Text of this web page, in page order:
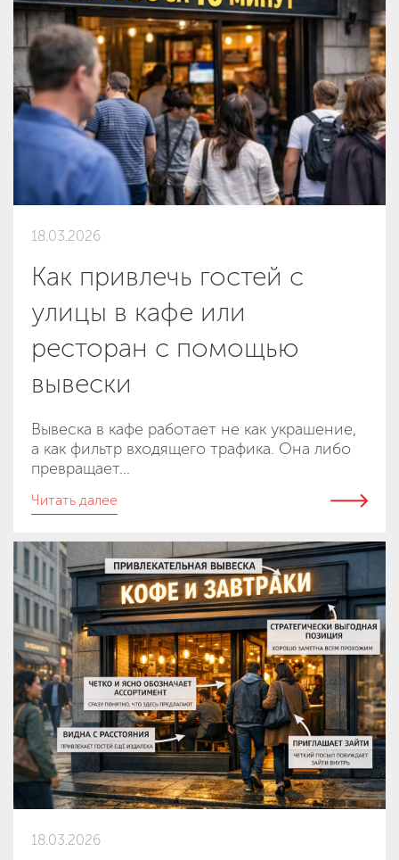
18.03.2026
Как привлечь гостей с
улицы в кафе или
ресторан с помощью
вывески
Вывеска в кафе работает не как украшение,
а как фильтр входящего трафика. Она либо
превращает...
Читать далее
18.03.2026